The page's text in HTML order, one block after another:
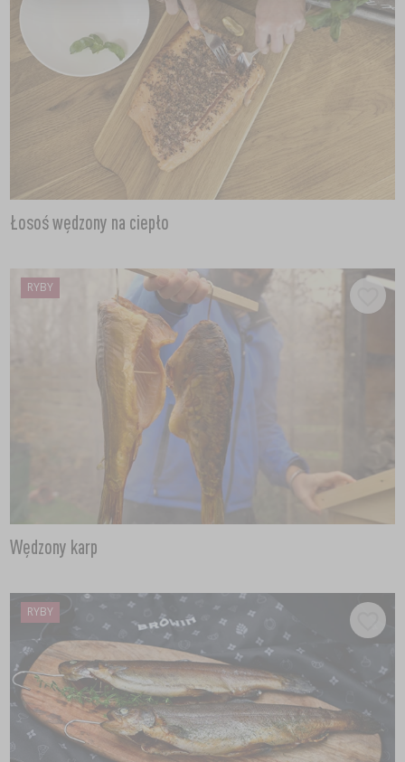
Łosoś wędzony na ciepło
RYBY
Wędzony karp
RYBY